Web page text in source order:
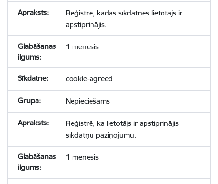
Reģistrē, kādas sīkdatnes lietotājs ir
apstiprinājis.
1 mēnesis
cookie-agreed
Nepieciešams
Reģistrē, ka lietotājs ir apstiprinājis
sīkdatņu paziņojumu.
1 mēnesis